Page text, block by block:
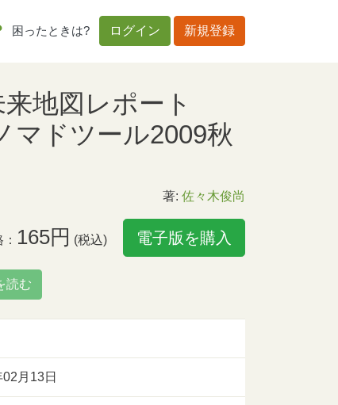
困ったときは? ログイン 新規登録
来地図レポート
ドツール2009秋
著: 佐々木俊尚
165円 (税込) 電子版を購入
読む
月13日